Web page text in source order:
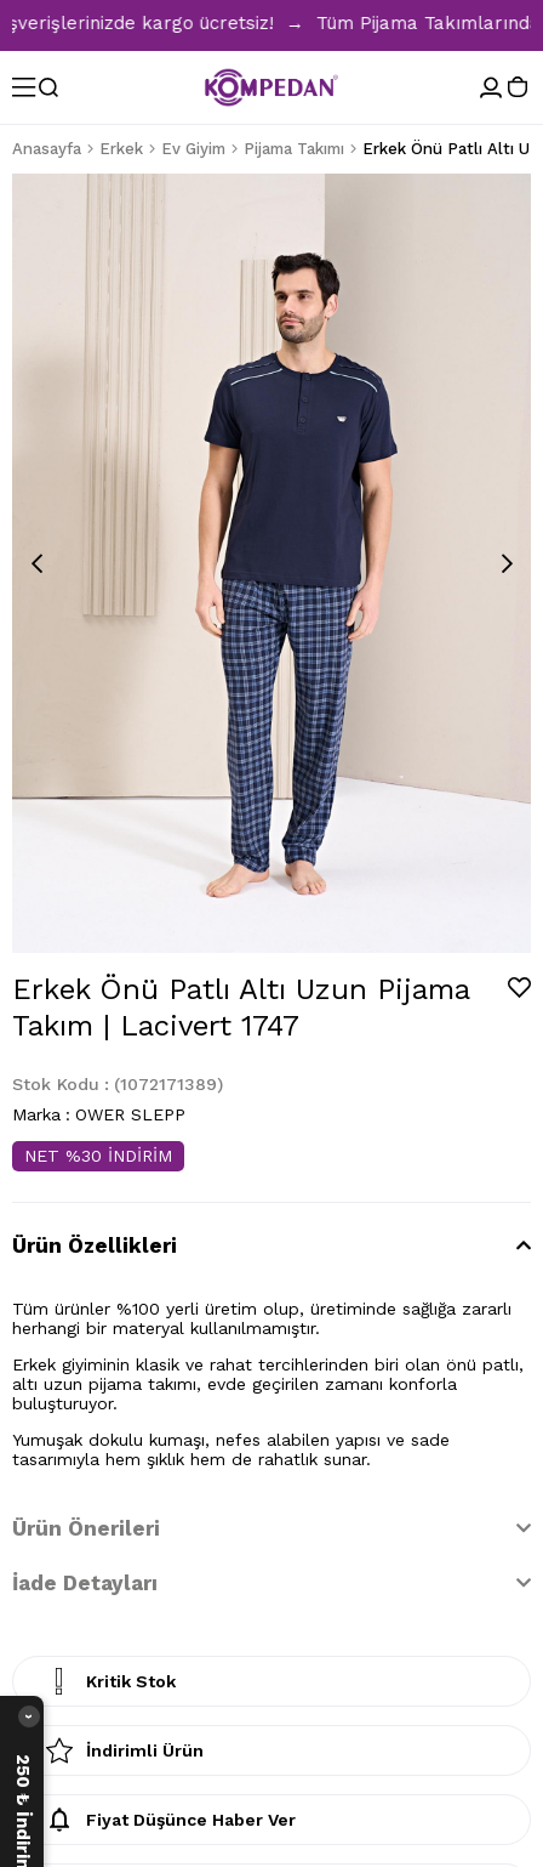
kargo ücretsiz! → Tüm Pijama
Anasayfa Erkek Ev Giyim Pijama Takımı Erkek Önü Patlı Altı
Erkek Önü Patlı Altı Uzun Pijama
Takım | Lacivert 1747
Stok Kodu
(1072171389)
Marka : OWER SLEPP
NET %30 İNDİRİM
Ürün Özellikleri
Tüm ürünler %100 yerli üretim olup, üretiminde sağlığa zararlı
herhangi bir materyal kullanılmamıştır.
Erkek giyiminin klasik ve rahat tercihlerinden biri olan önü patlı,
altı uzun pijama takımı, evde geçirilen zamanı konforla
buluşturuyor.
Yumuşak dokulu kumaşı, nefes alabilen yapısı ve sade
tasarımıyla hem şıklık hem de rahatlık sunar.
Ürün Önerileri
İade Detayları
Kritik Stok
İndirimli Ürün
Fiyat Düşünce Haber Ver
›